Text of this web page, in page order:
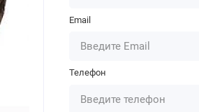
Email
Телефон